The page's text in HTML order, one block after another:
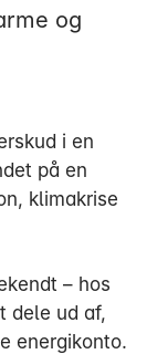
og
i en
på en
klimakrise
– hos
dele ud af,
energikonto.